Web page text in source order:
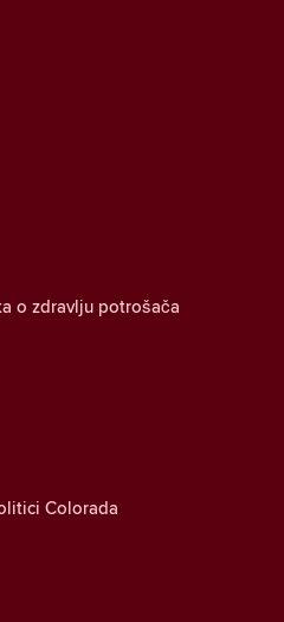
o zdravlju potrošača
Colorada